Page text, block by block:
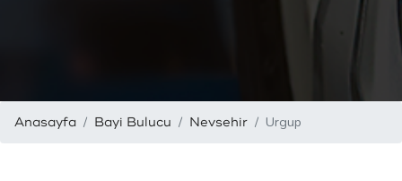
Anasayfa Bayi Bulucu Nevsehir Urgup